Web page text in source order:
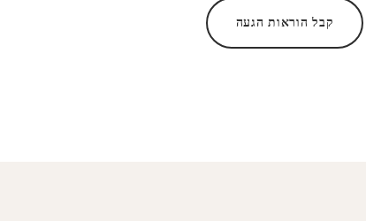
קבל הוראות הגעה